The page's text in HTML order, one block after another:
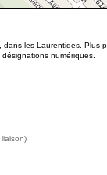
les Laurentides. Plus
numériques.